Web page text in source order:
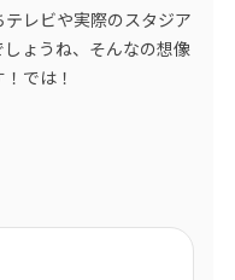
レビや実際のスタジア
ょうね、そんなの想像
では！